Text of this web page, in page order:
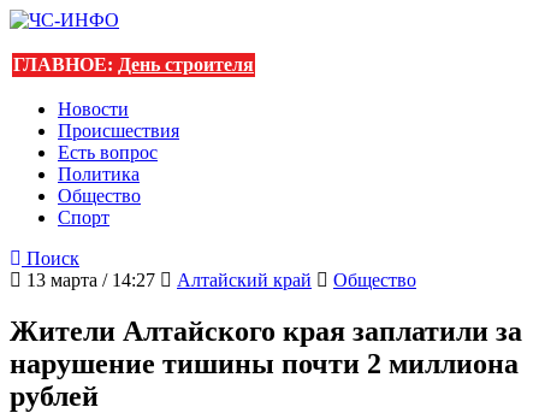
ГЛАВНОЕ: День строителя
Новости
Происшествия
Есть вопрос
Политика
Общество
Спорт
Поиск
13 марта / 14:27
Алтайский край Общество
Жители Алтайского края заплатили за
нарушение тишины почти 2 миллиона
рублей